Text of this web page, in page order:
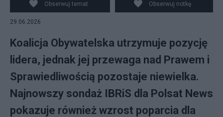
Obserwuj temat Obserwuj notkę
29.06.2026
Koalicja Obywatelska utrzymuje pozycję
lidera, jednak jej przewaga nad Prawem i
Sprawiedliwością pozostaje niewielka.
Najnowszy sondaż IBRiS dla Polsat News
pokazuje również wzrost poparcia dla